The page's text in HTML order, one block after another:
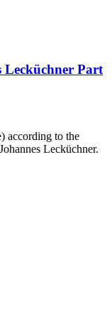
Lecküchner Part
according to the
Lecküchner.